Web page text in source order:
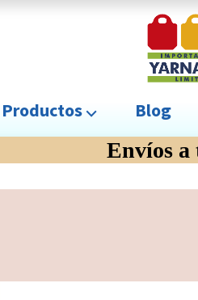
Productos ⌵ Blog
Envíos a